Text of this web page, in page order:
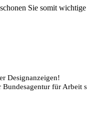
Sie somit
Designanzeigen!
Bundesagentur für Arbeit